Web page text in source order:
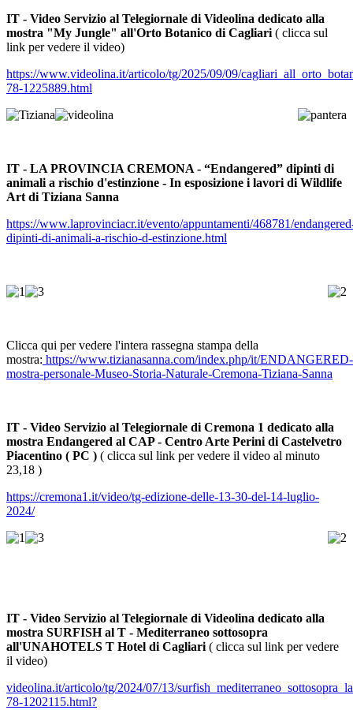
IT - Video Servizio al Telegiornale di Videolina dedicato alla
mostra "My Jungle" all'Orto Botanico di Cagliari ( clicca sul
link per vedere il video)
https://www.videolina.it/articolo/tg/2025/09/09/
78-1225889.html
IT - LA PROVINCIA CREMONA - “Endangered” dipinti di
animali a rischio d'estinzione - In esposizione i lavori di Wildlife
Art di Tiziana Sanna
https://www.laprovinciacr.it/evento/appuntamenti/468781/
dipinti-di-animali-a-rischio-d-estinzione.html
Clicca qui per vedere l'intera rassegna stampa della
mostra: https://www.tizianasanna.com/index.php/it/ENDANGERED-
mostra-personale-Museo-Storia-Naturale-Cremona-Tiziana-Sanna
IT - Video Servizio al Telegiornale di Cremona 1 dedicato alla
mostra Endangered al CAP - Centro Arte Perini di Castelvetro
Piacentino ( PC ) ( clicca sul link per vedere il video al minuto
23,18 )
https://cremona1.it/video/tg-edizione-delle-13-30-del-14-luglio-
2024/
IT - Video Servizio al Telegiornale di Videolina dedicato alla
mostra SURFISH al T - Mediterraneo sottosopra
all'UNAHOTELS T Hotel di Cagliari ( clicca sul link per vedere
il video)
videolina.it/articolo/tg/2024/07/13/
78-1202115.html?